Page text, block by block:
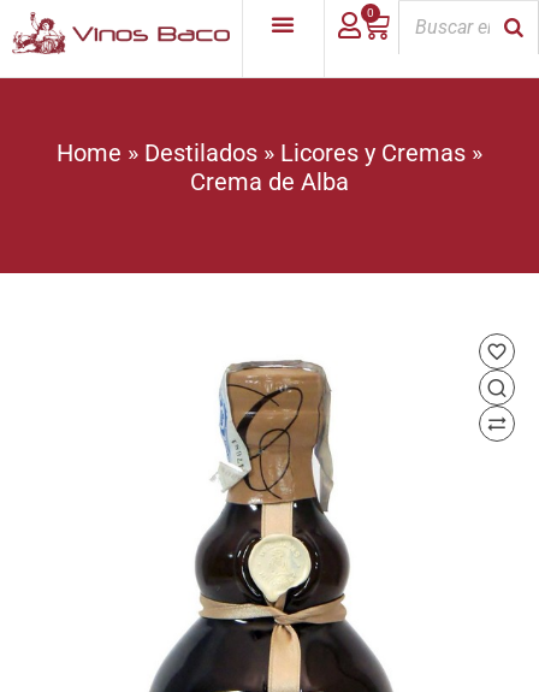
0
Home » Destilados » Licores y Cremas »
Crema de Alba